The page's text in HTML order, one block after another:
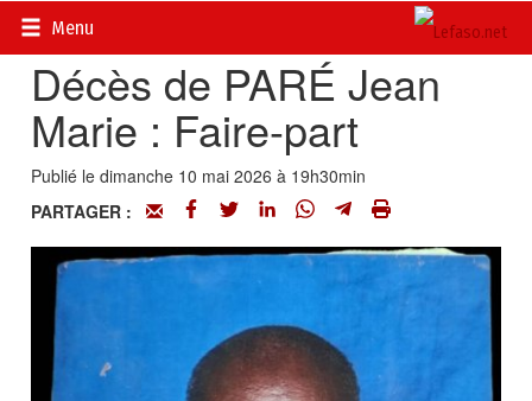
Menu
Accueil>
Décès de PARÉ Jean
Marie : Faire-part
Publié le dimanche 10 mai 2026 à 19h30min
PARTAGER :